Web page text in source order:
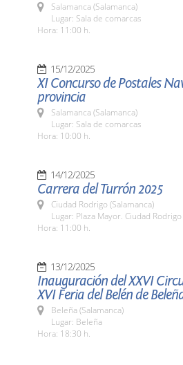
Salamanca (Salamanca)
Lugar: Sala de comarcas
Hora: 11:00 h.
15/12/2025
XI Concurso de Postales
provincia
Salamanca (Salamanca)
Lugar: Sala de comarcas
Hora: 10:00 h.
14/12/2025
Carrera del Turrón 2025
Ciudad Rodrigo (Salamanca)
Lugar: Plaza Mayor. Ciudad Rodrigo
Hora: 11:00 h.
13/12/2025
Inauguración del XXVI
XVI Feria del Belén de
Beleña (Salamanca)
Lugar: Beleña
Hora: 18:30 h.